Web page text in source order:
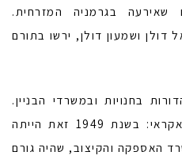
שאירעה בגרמניה המזרחית.
דולן ושמעון דולן, ירשו בתורם
בחנויות ובמשרדי הבניין.
ניתן למנות חלק מהם באופן אקראי: בשנת 1949 זאת הייתה
האספקה והקיצוב, שהיה גורם